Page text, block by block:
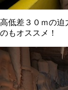
高低差３０ｍの迫
のもオススメ！